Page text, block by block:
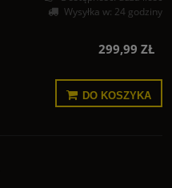
Wysyłka w: 24 godziny
299,99 ZŁ
DO KOSZYKA